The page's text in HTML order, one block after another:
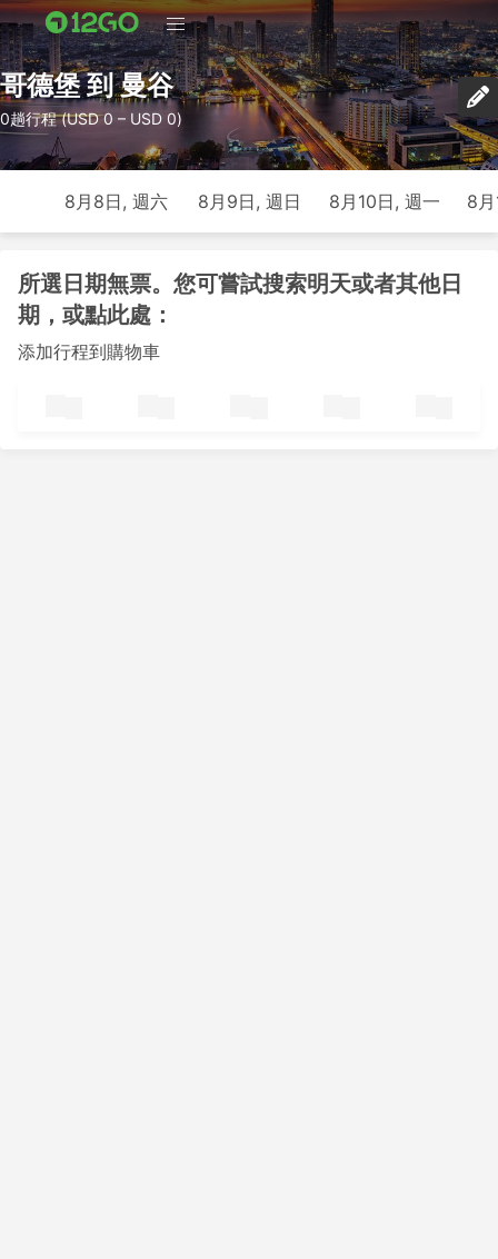
哥德堡 到 曼谷
0趟行程 (USD 0 – USD 0)
8月8日, 週六 8月9日, 週日 8月10日, 週一 8
所選日期無票。您可嘗試搜索明天或者其他日
期，或點此處：
添加行程到購物車